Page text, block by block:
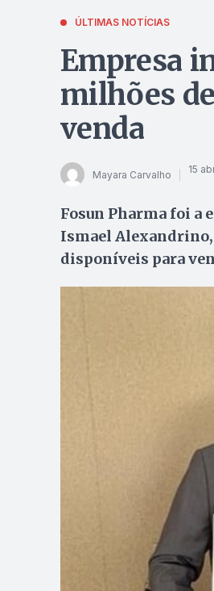
ÚLTIMAS NOTÍCIAS
Empresa
milhões
venda
Mayara Carvalho 15
Fosun Pharma foi a
Ismael Alexandrino,
disponíveis para